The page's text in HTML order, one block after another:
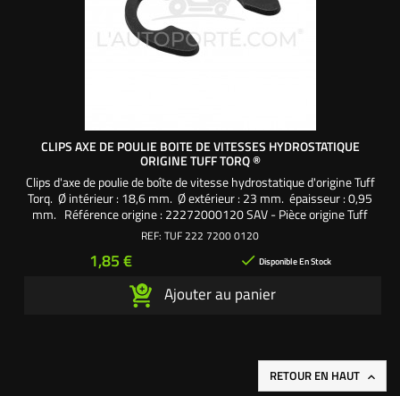
CLIPS AXE DE POULIE BOITE DE VITESSES HYDROSTATIQUE
ORIGINE TUFF TORQ ®
Clips d'axe de poulie de boîte de vitesse hydrostatique d'origine Tuff
Torq. Ø intérieur : 18,6 mm. Ø extérieur : 23 mm. épaisseur : 0,95
mm. Référence origine : 22272000120 SAV - Pièce origine Tuff
Torq
REF: TUF 222 7200 0120
Prix
1,85 €  Disponible En Stock
Ajouter au panier
RETOUR EN HAUT 